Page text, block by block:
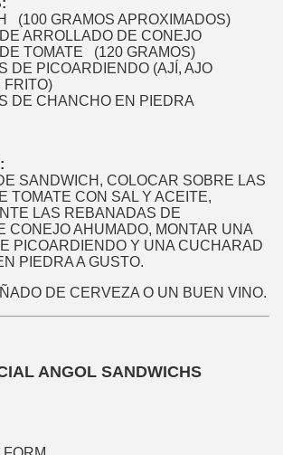
(100 GRAMOS APROXIMADOS)
ARROLLADO DE CONEJO
TOMATE (120 GRAMOS)
DE PICOARDIENDO (AJÍ, AJO
FRITO)
DE CHANCHO EN PIEDRA
SANDWICH, COLOCAR SOBRE LAS
TOMATE CON SAL Y ACEITE,
LAS REBANADAS DE
CONEJO AHUMADO, MONTAR UNA
PICOARDIENDO Y UNA CUCHARAD
PIEDRA A GUSTO.
DE CERVEZA O UN BUEN VINO.
ANGOL SANDWICHS